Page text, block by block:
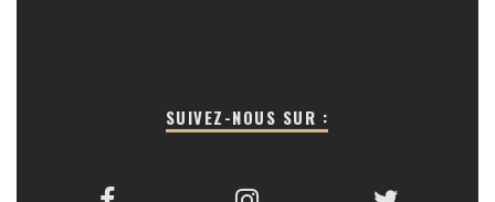
SUIVEZ-NOUS SUR :